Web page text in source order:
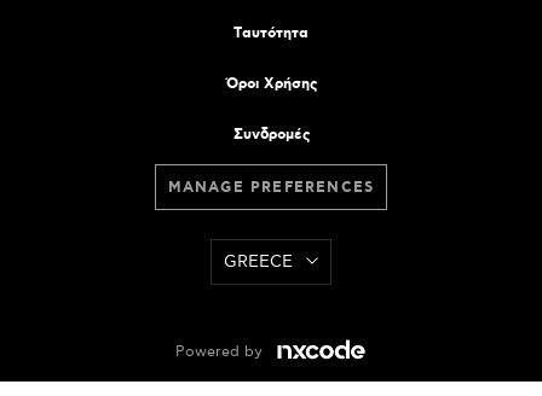
Tαυτότητα
Όροι Χρήσης
Συνδρομές
MANAGE PREFERENCES
GREECE
Powered by